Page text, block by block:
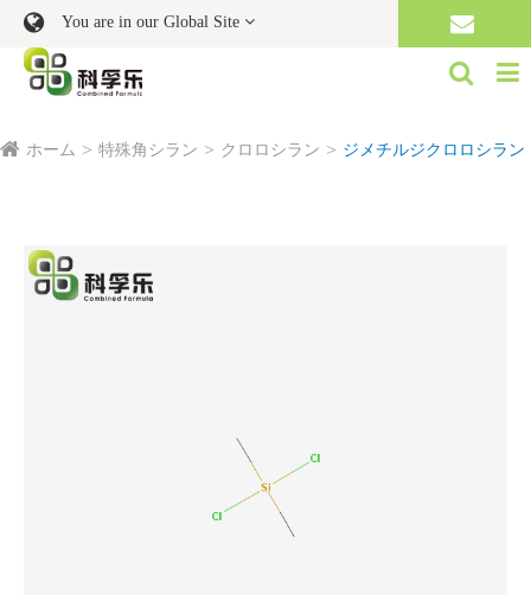
You are in our Global Site
ホーム 特殊角シラン クロロシラン ジメチルジクロロシラン